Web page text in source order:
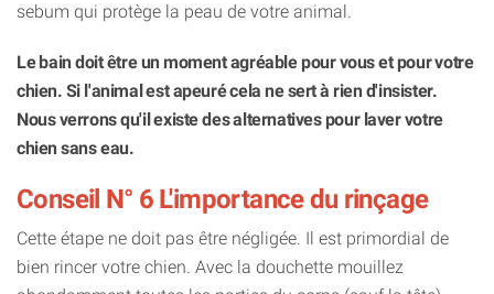
sebum qui protège la peau de votre animal.
Le bain doit être un moment agréable pour vous et pour votre
chien. Si l'animal est apeuré cela ne sert à rien d'insister.
Nous verrons qu'il existe des alternatives pour laver votre
chien sans eau.
Conseil N° 6 L'importance du rinçage
Cette étape ne doit pas être négligée. Il est primordial de
bien rincer votre chien. Avec la douchette mouillez